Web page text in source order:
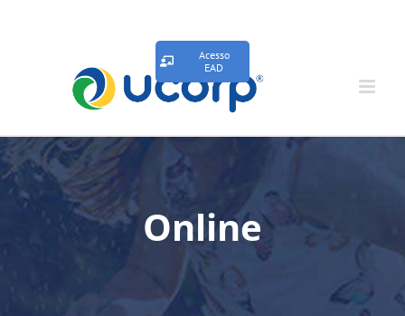
Acesso
EAD
Online